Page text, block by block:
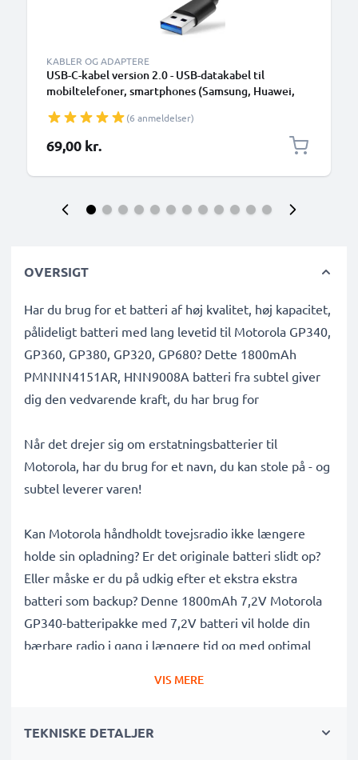
KABLER OG ADAPTERE
USB-C-kabel version 2.0 - USB-datakabel til
mobiltelefoner, smartphones (Samsung, Huawei,
Sony, GoPro) og mange flere - 1,0m 3A-
opladerkabel med USB Type C-stik
(6 anmeldelser)
69,00 kr.
OVERSIGT
Har du brug for et batteri af høj kvalitet, høj kapacitet,
pålideligt batteri med lang levetid til Motorola GP340,
GP360, GP380, GP320, GP680? Dette 1800mAh
PMNNN4151AR, HNN9008A batteri fra subtel giver
dig den vedvarende kraft, du har brug for
Når det drejer sig om erstatningsbatterier til
Motorola, har du brug for et navn, du kan stole på - og
subtel leverer varen!
Kan Motorola håndholdt tovejsradio ikke længere
holde sin opladning? Er det originale batteri slidt op?
Eller måske er du på udkig efter et ekstra ekstra
batteri som backup? Denne 1800mAh 7,2V Motorola
GP340-batteripakke med 7,2V batteri vil holde din
bærbare radio i gang i længere tid og med optimal
GP360, GP380, GP320, GP680 batteri med 1800mAh
VIS MERE
TEKNISKE DETALJER